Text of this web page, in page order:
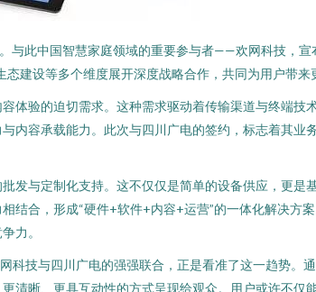
此中国智慧家庭领域的重要参与者——欢网科技，
建设等多个维度展开深度战略合作，共同为用户带来
体验的迫切需求。这种需求驱动着传输渠道与终端
内容承载能力。此次与四川广电的签约，标志着其业
发与定制化支持。这不仅仅是简单的设备供应，更是
合，形成“硬件+软件+内容+运营”的一体化解决方
力。
科技与四川广电的强强联合，正是看准了这一趋势。
清晰、更具互动性的方式呈现给观众。用户或许不仅